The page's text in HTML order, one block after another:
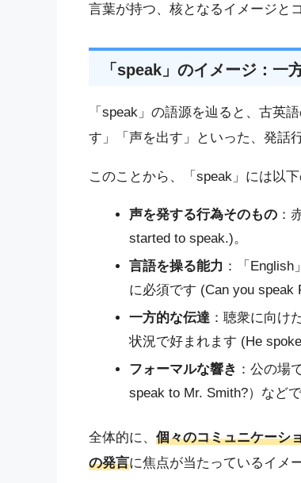
言葉が持つ、核となるイメージと
「speak」のイメージ：一
「speak」の語源を辿ると、古英
す」「声を出す」といった、発話
このことから、「speak」には以
声を発する行為そのもの ：
started to speak.)。
言語を操る能力 ：「
に必須です (Can you speak
一方的な伝達 ：聴衆に向け
状況で好まれます (He
フォーマルな響き ：公の場
speak to Mr. Smith?）など
全体的に、 個々のコミュニケーシ
の発言に焦点が当たっているイメ